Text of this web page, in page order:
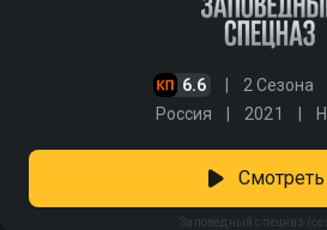
6.6 2 Сезона
Россия 2021
Заповедный спецназ
Смотреть